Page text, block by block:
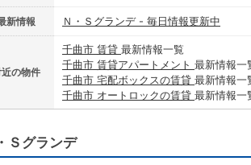
新情報 Ｎ・Ｓグランデ - 毎日情報更新中
の物件
千曲市 賃貸 最新情報一覧
千曲市 賃貸アパートメント 最新情報一
千曲市 宅配ボックスの賃貸 最新情報一
千曲市 オートロックの賃貸 最新情報一
Ｓグランデ